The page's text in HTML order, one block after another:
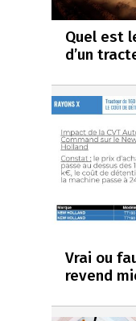
Quel est
d’un
Vrai ou
revend